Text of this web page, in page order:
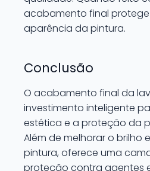
acabamento final
aparência da pintura.
Conclusão
O acabamento final da
investimento inteligente
estética e a proteção da
Além de melhorar o brilho
pintura, oferece uma
proteção contra agentes